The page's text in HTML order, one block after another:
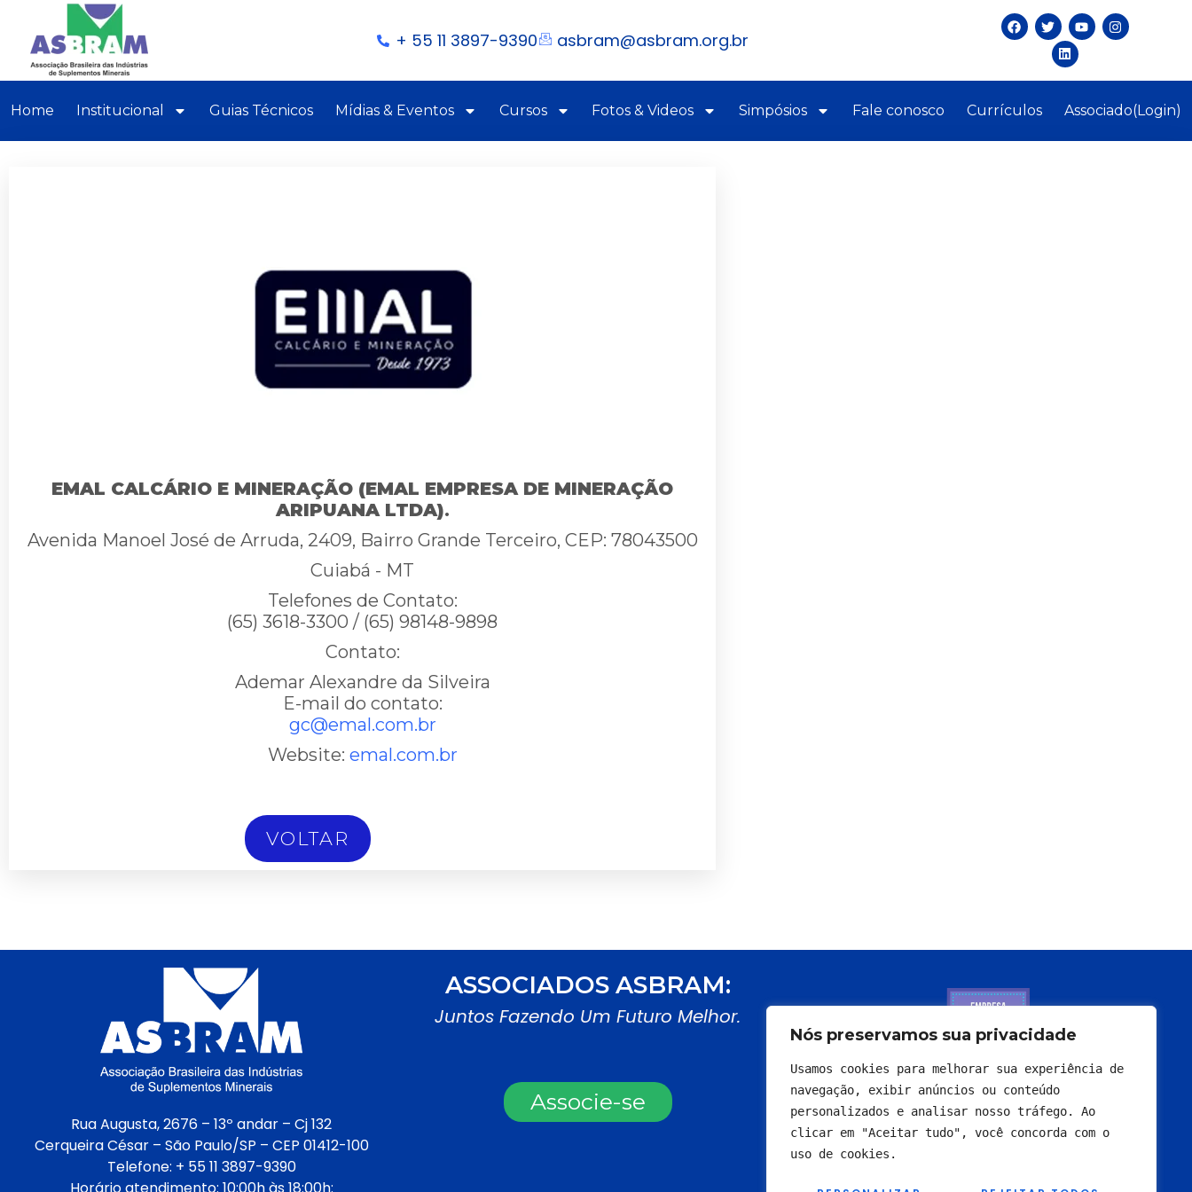
Nós preservamos sua privacidade
Usamos cookies para melhorar sua experiência de
navegação, exibir anúncios ou conteúdo
personalizados e analisar nosso tráfego. Ao
clicar em "Aceitar tudo", você concorda com o
uso de cookies.
+ 55 11 3897-9390 asbram@asbram.org.br
Home Institucional Guias Técnicos Mídias & Eventos Cursos Fotos & Videos Simpósios Fale conosco Currículos Associado(Login)
EMAL CALCÁRIO E MINERAÇÃO (EMAL EMPRESA DE MINERAÇÃO
ARIPUANA LTDA).
Avenida Manoel José de Arruda, 2409, Bairro Grande Terceiro, CEP: 78043500
Cuiabá - MT
Telefones de Contato:
(65) 3618-3300 / (65) 98148-9898
Contato:
Ademar Alexandre da Silveira
E-mail do contato:
gc@emal.com.br
Website: emal.com.br
VOLTAR
Rua Augusta, 2676 – 13º andar – Cj 132
Cerqueira César – São Paulo/SP – CEP 01412-100
Telefone: + 55 11 3897-9390
ASSOCIADOS ASBRAM:
Juntos Fazendo Um Futuro Melhor.
Associe-se